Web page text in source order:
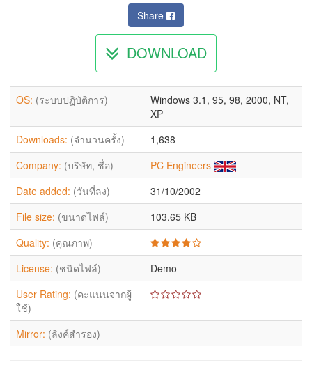
Share
DOWNLOAD
OS: (ระบบปฏิบัติการ)
Windows 3.1, 95, 98, 2000, NT,
XP
Downloads: (จำนวนครั้ง)
1,638
Company: (บริษัท, ชื่อ)
PC Engineers
Date added: (วันที่ลง)
31/10/2002
File size: (ขนาดไฟล์)
103.65 KB
Quality: (คุณภาพ)
License: (ชนิดไฟล์)
Demo
User Rating: (คะแนนจากผู้
ใช้)
Mirror: (ลิงค์สำรอง)